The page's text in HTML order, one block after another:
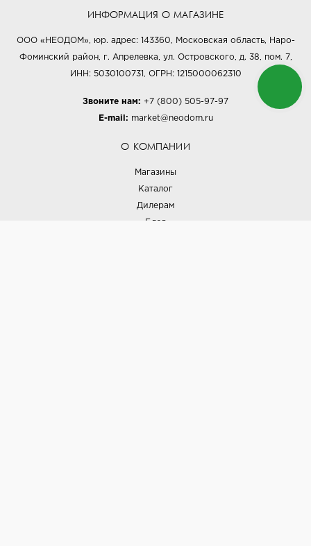
ИНФОРМАЦИЯ О МАГАЗИНЕ
ООО «НЕОДОМ», юр. адрес: 143360, Московская область, Наро-
Фоминский район, г. Апрелевка, ул. Островского, д. 38, пом. 7,
ИНН: 5030100731, ОГРН: 1215000062310
Звоните нам: +7 (800) 505-97-97
E-mail: market@neodom.ru
О КОМПАНИИ
Магазины
Каталог
Дилерам
Блог